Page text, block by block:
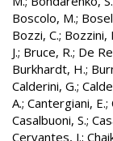
Boscolo, M.;
Bozzi, C.; Bozzini,
J.; Bruce, R.; De
Burkhardt, H.;
Calderini, G.;
A.; Cantergiani, E.;
Casalbuoni, S.;
Cervantes, J.;